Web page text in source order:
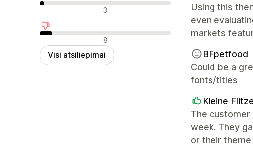
Neutralūs atsiliepimai
3
Neigiami atsiliepimai
8
Visi atsiliepimai
Using this
even
markets
BFpetfood
Could be a
fonts/titles
Kleine
The
week. They
or their theme